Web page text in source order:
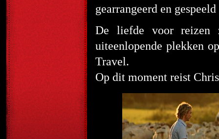
gearrangeerd en
De liefde voor reizen
uiteenlopende plekken
Travel.
Op dit moment reist